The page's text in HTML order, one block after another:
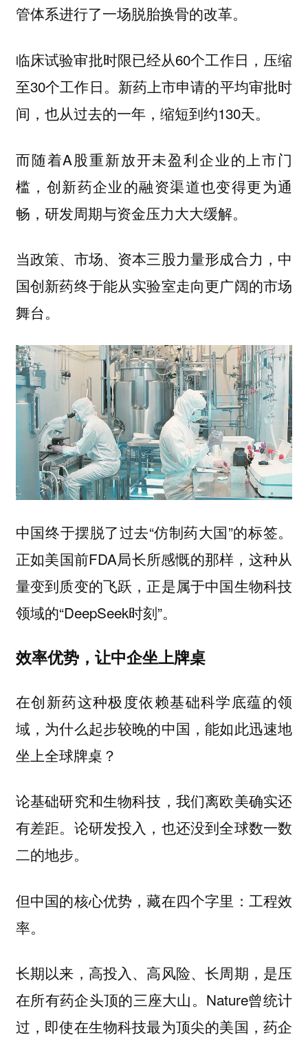
管体系进行了一场脱胎换骨的改革。
临床试验审批时限已经从60个工作日，压缩
至30个工作日。新药上市申请的平均审批时
间，也从过去的一年，缩短到约130天。
而随着A股重新放开未盈利企业的上市门
槛，创新药企业的融资渠道也变得更为通
畅，研发周期与资金压力大大缓解。
当政策、市场、资本三股力量形成合力，中
国创新药终于能从实验室走向更广阔的市场
舞台。
中国终于摆脱了过去“仿制药大国”的标签。
正如美国前FDA局长所感慨的那样，这种从
量变到质变的飞跃，正是属于中国生物科技
领域的“DeepSeek时刻”。
效率优势，让中企坐上牌桌
在创新药这种极度依赖基础科学底蕴的领
域，为什么起步较晚的中国，能如此迅速地
坐上全球牌桌？
论基础研究和生物科技，我们离欧美确实还
有差距。论研发投入，也还没到全球数一数
二的地步。
但中国的核心优势，藏在四个字里：工程效
率。
长期以来，高投入、高风险、长周期，是压
在所有药企头顶的三座大山。Nature曾统计
过，即使在生物科技最为顶尖的美国，药企